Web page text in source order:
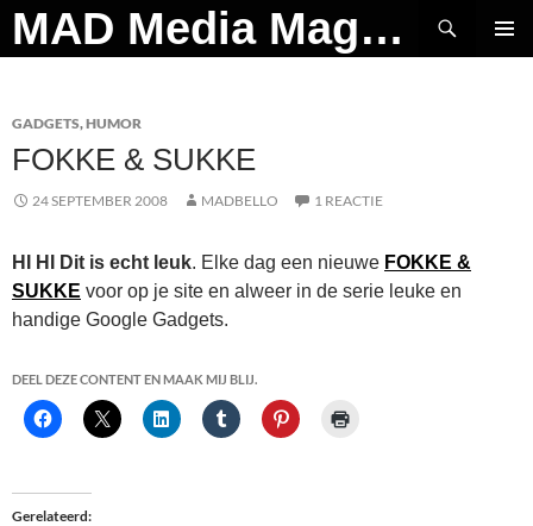
Ga
naar
MAD Media Magazine
Zoeken
GADGETS,HUMOR
FOKKE & SUKKE
24 SEPTEMBER 2008 MADBELLO 1 REACTIE
HI HI Dit is echt leuk. Elke dag een nieuwe FOKKE &
SUKKE voor op je site en alweer in de serie leuke en
handige Google Gadgets.
DEEL DEZE CONTENT EN MAAK MIJ BLIJ.
Gerelateerd